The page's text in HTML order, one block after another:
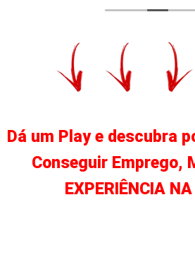
Dá um Play e descubra
Conseguir Emprego,
EXPERIÊNCIA